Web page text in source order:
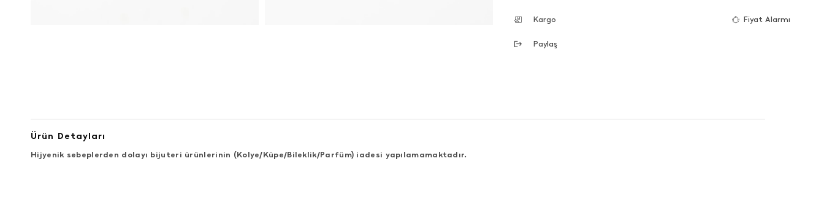
Kargo Fiyat Alarmı
Paylaş
Ürün Detayları
Hijyenik sebeplerden dolayı bijuteri ürünlerinin (Kolye/Küpe/Bileklik/Parfüm) iadesi yapılamamaktadır.